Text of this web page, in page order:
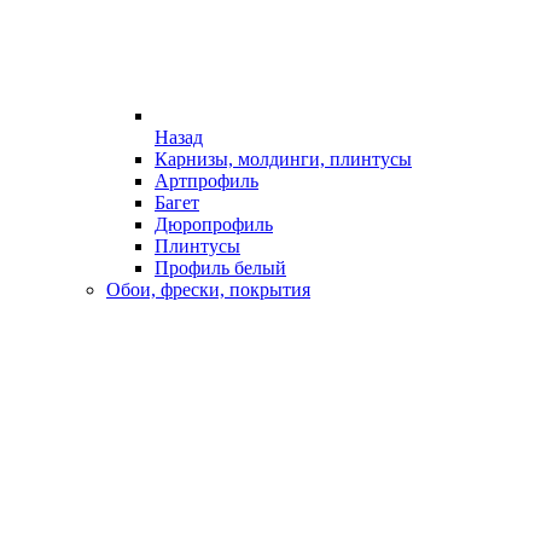
Назад
Карнизы, молдинги, плинтусы
Артпрофиль
Багет
Дюропрофиль
Плинтусы
Профиль белый
Обои, фрески, покрытия